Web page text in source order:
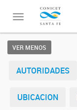
Toggle
VER MENOS
AUTORIDADES
UBICACION